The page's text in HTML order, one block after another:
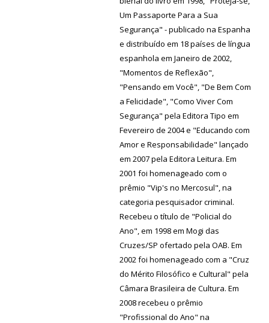
Um Passaporte Para a Sua
Segurança" - publicado na Espanha
e distribuído em 18 países de língua
espanhola em Janeiro de 2002,
"Momentos de Reflexão",
"Pensando em Você", "De Bem Com
a Felicidade", "Como Viver Com
Segurança" pela Editora Tipo em
Fevereiro de 2004 e "Educando com
Amor e Responsabilidade" lançado
em 2007 pela Editora Leitura. Em
2001 foi homenageado com o
prêmio "Vip's no Mercosul", na
categoria pesquisador criminal.
Recebeu o título de "Policial do
Ano", em 1998 em Mogi das
Cruzes/SP ofertado pela OAB. Em
2002 foi homenageado com a "Cruz
do Mérito Filosófico e Cultural" pela
Câmara Brasileira de Cultura. Em
2008 recebeu o prêmio
"Profissional do Ano" na